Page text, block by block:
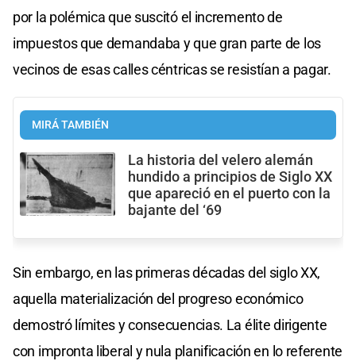
por la polémica que suscitó el incremento de
impuestos que demandaba y que gran parte de los
vecinos de esas calles céntricas se resistían a pagar.
MIRÁ TAMBIÉN
La historia del velero alemán
hundido a principios de Siglo XX
que apareció en el puerto con la
bajante del ‘69
Sin embargo, en las primeras décadas del siglo XX,
aquella materialización del progreso económico
demostró límites y consecuencias. La élite dirigente
con impronta liberal y nula planificación en lo referente